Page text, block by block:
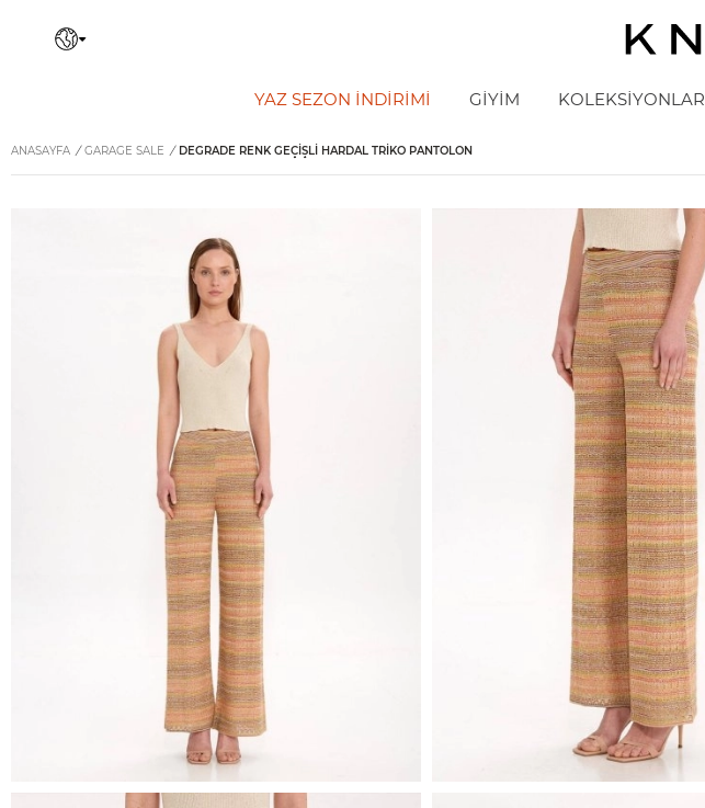
YAZ SEZON İNDIRIMI GİYİM KOLEKSİYONLAR
ANASAYFA / GARAGE SALE / DEGRADE RENK GEÇIŞLI HARDAL TRIKO PANTOLON